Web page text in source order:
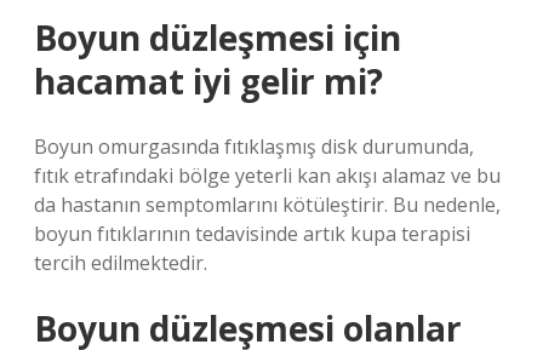
Boyun düzleşmesi için
hacamat iyi gelir mi?
Boyun omurgasında fıtıklaşmış disk durumunda,
fıtık etrafındaki bölge yeterli kan akışı alamaz ve bu
da hastanın semptomlarını kötüleştirir. Bu nedenle,
boyun fıtıklarının tedavisinde artık kupa terapisi
tercih edilmektedir.
Boyun düzleşmesi olanlar